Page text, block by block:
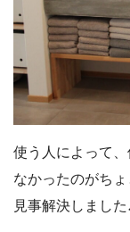
使う人によって
なかったのがち
見事解決しました